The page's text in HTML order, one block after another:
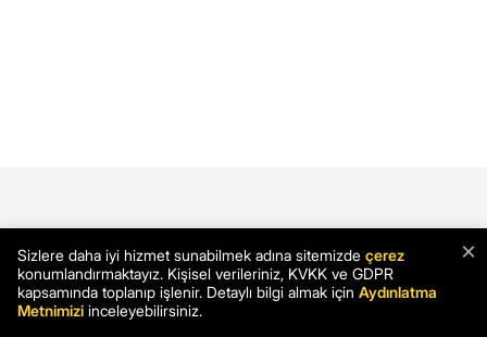
×
Sizlere daha iyi hizmet sunabilmek adına sitemizde çerez
konumlandırmaktayız. Kişisel verileriniz, KVKK ve GDPR
kapsamında toplanıp işlenir. Detaylı bilgi almak için Aydınlatma
Metnimizi inceleyebilirsiniz.